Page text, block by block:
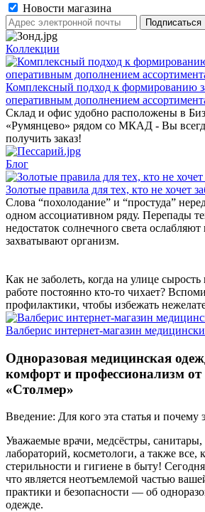
Новости магазина
Коллекции
Комплексный подход к формированию
оперативным дополнением
Склад и офис удобно расположены в
«Румянцево» рядом со МКАД - Вы
получить заказ!
Блог
Золотые правила для тех, кто не хочет
Слова “похолодание” и “простуда”
одном ассоциативном ряду. Перепады
недостаток солнечного света
захватывают организм.
Как не заболеть, когда на улице
работе постоянно кто-то чихает?
профилактики, чтобы избежать
Валберис интернет-магазин
Одноразовая медицинская
комфорт и профессионализм от
«Столмер»
Введение: Для кого эта статья и почему
Уважаемые врачи, медсёстры, санитары,
лабораторий, косметологи, а также все,
стерильности и гигиене в быту!
что является неотъемлемой частью
практики и безопасности — об
одежде.